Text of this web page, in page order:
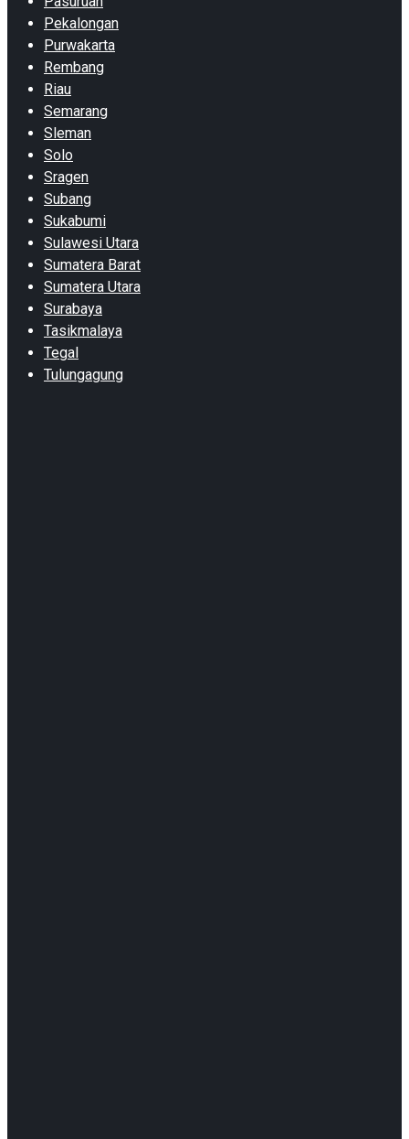
Pekalongan
Purwakarta
Rembang
Riau
Semarang
Sleman
Solo
Sragen
Subang
Sukabumi
Sulawesi Utara
Sumatera Barat
Sumatera Utara
Surabaya
Tasikmalaya
Tegal
Tulungagung